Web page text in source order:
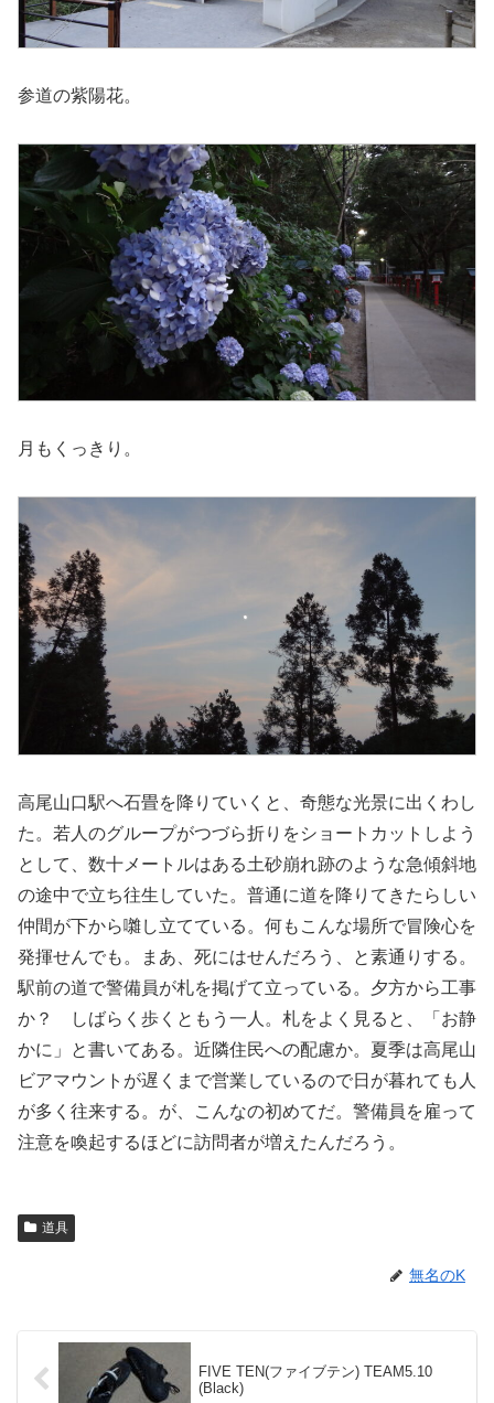
参道の紫陽花。
月もくっきり。
高尾山口駅へ石畳を降りていくと、奇態な光景に出くわし
た。若人のグループがつづら折りをショートカットしよう
として、数十メートルはある土砂崩れ跡のような急傾斜地
の途中で立ち往生していた。普通に道を降りてきたらしい
仲間が下から囃し立てている。何もこんな場所で冒険心を
発揮せんでも。まあ、死にはせんだろう、と素通りする。
駅前の道で警備員が札を掲げて立っている。夕方から工事
か？ しばらく歩くともう一人。札をよく見ると、「お静
かに」と書いてある。近隣住民への配慮か。夏季は高尾山
ビアマウントが遅くまで営業しているので日が暮れても人
が多く往来する。が、こんなの初めてだ。警備員を雇って
注意を喚起するほどに訪問者が増えたんだろう。
道具
無名のK
FIVE TEN(ファイブテン) TEAM5.10
(Black)